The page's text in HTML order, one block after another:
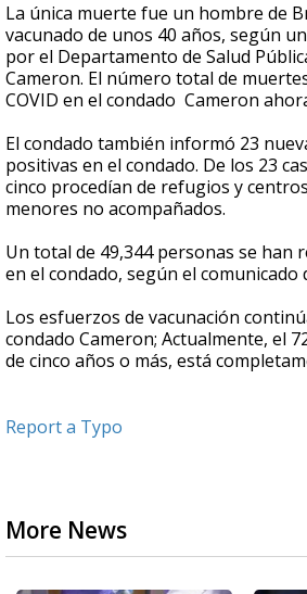
La única muerte fue un hombre de
vacunado de unos 40 años, según
por el Departamento de Salud
Cameron. El número total de
COVID en el condado Cameron
El condado también informó 23
positivas en el condado. De los 23
cinco procedían de refugios y
menores no acompañados.
Un total de 49,344 personas se han
en el condado, según el comunicado
Los esfuerzos de vacunación
condado Cameron; Actualmente, el
de cinco años o más, está
Report a Typo
More News